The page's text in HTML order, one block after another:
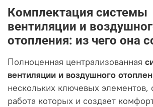
Комплектация системы
вентиляции и
отопления: из чего она
Полноценная централизованная
вентиляции и воздушного
нескольких ключевых элементов,
работа которых и создает